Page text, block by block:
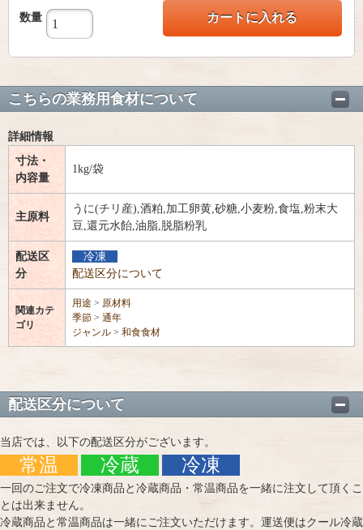
数量 カートに入れる
こちらの業務用食材について
詳細情報
寸法・
内容量
1kg/袋
主原料
うに(チリ産),酒粕,加工卵黄,砂糖,小麦粉,食塩,粉末大
豆,還元水飴,油脂,脱脂粉乳
配送区
分
冷凍
配送区分について
関連カテ
ゴリ
用途 > 原材料
季節 > 通年
ジャンル > 和食食材
配送区分について
当店では、以下の配送区分がございます。
常温 冷蔵 冷凍
一回のご注文で冷凍商品と冷蔵商品・常温商品を一緒に注文して頂くこ
とは出来ません。
冷蔵商品と常温商品は一緒にご注文いただけます。運送便はクール冷蔵